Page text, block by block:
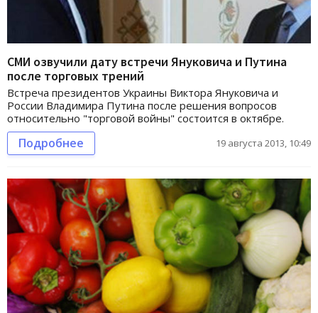
СМИ озвучили дату встречи Януковича и Путина
после торговых трений
Встреча президентов Украины Виктора Януковича и
России Владимира Путина после решения вопросов
относительно "торговой войны" состоится в октябре.
Подробнее 19 августа 2013, 10:49